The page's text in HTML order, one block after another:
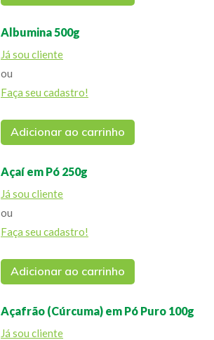
Albumina 500g
Já sou cliente
ou
Faça seu cadastro!
Adicionar ao carrinho
Açaí em Pó 250g
Já sou cliente
ou
Faça seu cadastro!
Adicionar ao carrinho
Açafrão (Cúrcuma) em Pó Puro 100g
Já sou cliente